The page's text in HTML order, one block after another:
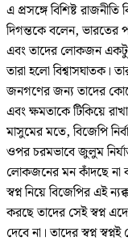
এ প্রসঙ্গে বিশিষ্ট
দিগন্তকে বলেন, ভারতের
এবং তাদের লোকজন একটু
তারা হলো বিশ্বাসঘাতক।
জনগণের জন্য তাদের
এবং ক্ষমতাকে টিকিয়ে
মাসুমের মতে, বিজেপি
ওপর চরমভাবে জুলুম
লোকজনের মন কাঁদছে না
স্বপ্ন নিয়ে বিজেপির এই
করছে তাদের সেই স্বপ্ন
দেবে না। তাদের স্বপ্ন